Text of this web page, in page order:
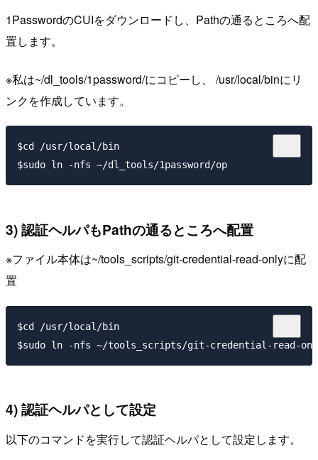
1PasswordのCUIをダウンロードし、Pathの通るところへ配
置します。
※私は~/dl_tools/1password/にコピーし、 /usr/local/binにリ
ンクを作成しています。
$cd /usr/local/bin
3) 認証ヘルパもPathの通るところへ配置
※ファイル本体は~/tools_scripts/git-credential-read-onlyに配
置
$cd /usr/local/bin
4) 認証ヘルパとして設定
以下のコマンドを実行して認証ヘルパとして設定します。